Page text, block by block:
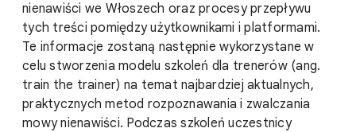
nienawiści we Włoszech oraz procesy przepływu
tych treści pomiędzy użytkownikami i platformami.
Te informacje zostaną następnie wykorzystane w
celu stworzenia modelu szkoleń dla trenerów (ang.
train the trainer) na temat najbardziej aktualnych,
praktycznych metod rozpoznawania i zwalczania
mowy nienawiści. Podczas szkoleń uczestnicy